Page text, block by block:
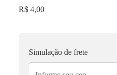
R$ 4,00
Simulação de frete